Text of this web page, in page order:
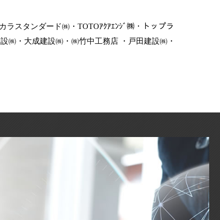
スタンダード㈱・TOTOｱｸｱｴﾝｼﾞ㈱・トップラ
㈱・大成建設㈱・㈱竹中工務店 ・戸田建設㈱・